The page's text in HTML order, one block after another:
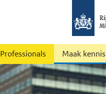
Professionals Maak kennis